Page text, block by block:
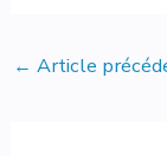
b te
← Article